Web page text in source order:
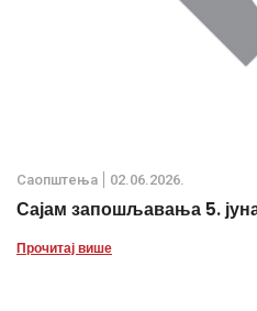
Саопштења 02.06.2026.
Сајам запошљавања 5.
Прочитај више